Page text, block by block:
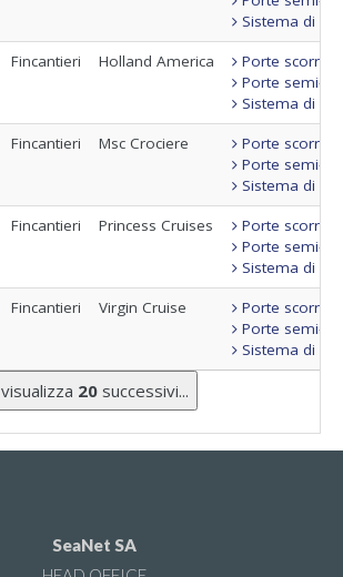
Sistema di
Fincantieri Holland America
Porte
Porte semi-
Sistema di
Fincantieri Msc Crociere
Porte
Porte semi-
Sistema di
Fincantieri Princess Cruises
Porte
Porte semi-
Sistema di
Fincantieri Virgin Cruise
Porte
Porte semi-
Sistema di
visualizza 20successivi...
SeaNet SA